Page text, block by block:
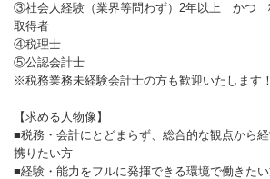
③社会人経験（業界等問わず）2年以上 かつ
取得者
④税理士
⑤公認会計士
※税務業務未経験会計士の方も歓迎いたします
【求める人物像】
■税務・会計にとどまらず、総合的な観点から
携りたい方
■経験・能力をフルに発揮できる環境で働きた